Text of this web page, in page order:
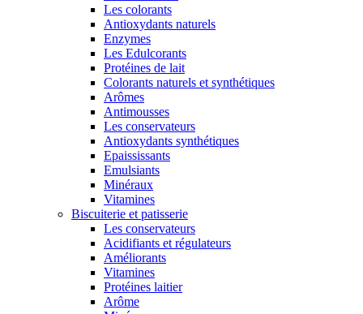
Les colorants
Antioxydants naturels
Enzymes
Les Edulcorants
Protéines de lait
Colorants naturels et synthétiques
Arômes
Antimousses
Les conservateurs
Antioxydants synthétiques
Epaississants
Emulsiants
Minéraux
Vitamines
Biscuiterie et patisserie
Les conservateurs
Acidifiants et régulateurs
Améliorants
Vitamines
Protéines laitier
Arôme